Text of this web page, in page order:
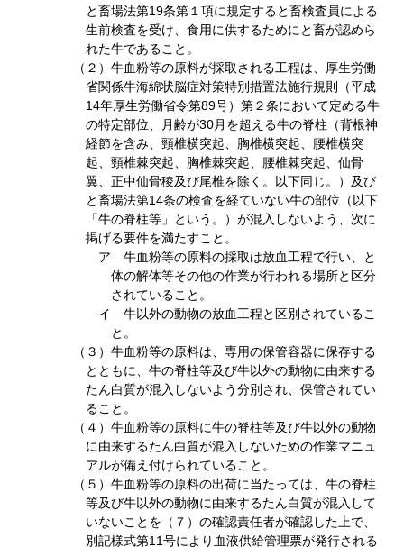
と畜場法第19条第１項に規定すると畜検査員による
生前検査を受け、食用に供するためにと畜が認めら
れた牛であること。
（２）牛血粉等の原料が採取される工程は、厚生労働
省関係牛海綿状脳症対策特別措置法施行規則（平成
14年厚生労働省令第89号）第２条において定める牛
の特定部位、月齢が30月を超える牛の脊柱（背根神
経節を含み、頸椎横突起、胸椎横突起、腰椎横突
起、頸椎棘突起、胸椎棘突起、腰椎棘突起、仙骨
翼、正中仙骨稜及び尾椎を除く。以下同じ。）及び
と畜場法第14条の検査を経ていない牛の部位（以下
「牛の脊柱等」という。）が混入しないよう、次に
掲げる要件を満たすこと。
ア 牛血粉等の原料の採取は放血工程で行い、と
体の解体等その他の作業が行われる場所と区分
されていること。
イ 牛以外の動物の放血工程と区別されているこ
と。
（３）牛血粉等の原料は、専用の保管容器に保存する
とともに、牛の脊柱等及び牛以外の動物に由来する
たん白質が混入しないよう分別され、保管されてい
ること。
（４）牛血粉等の原料に牛の脊柱等及び牛以外の動物
に由来するたん白質が混入しないための作業マニュ
アルが備え付けられていること。
（５）牛血粉等の原料の出荷に当たっては、牛の脊柱
等及び牛以外の動物に由来するたん白質が混入して
いないことを（７）の確認責任者が確認した上で、
別記様式第11号により血液供給管理票が発行される